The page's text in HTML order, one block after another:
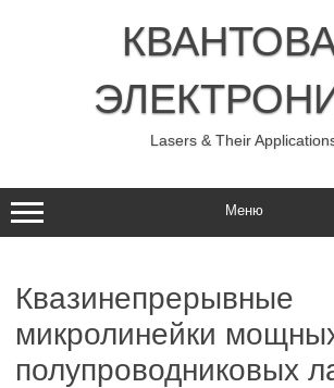
Lasers & Their
Меню
Квазинепрерывные
микролинейки
полупроводниковых